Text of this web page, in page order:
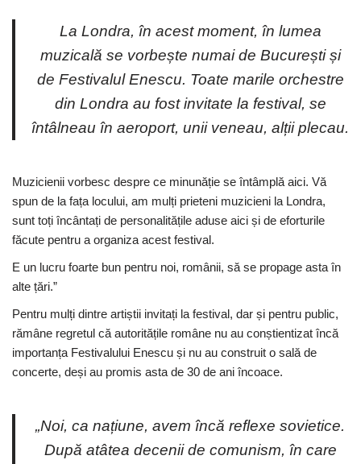
La Londra, în acest moment, în lumea
muzicală se vorbește numai de București și
de Festivalul Enescu. Toate marile orchestre
din Londra au fost invitate la festival, se
întâlneau în aeroport, unii veneau, alții plecau.
Muzicienii vorbesc despre ce minunăție se întâmplă aici. Vă
spun de la fața locului, am mulți prieteni muzicieni la Londra,
sunt toți încântați de personalitățile aduse aici și de eforturile
făcute pentru a organiza acest festival.
E un lucru foarte bun pentru noi, românii, să se propage asta în
alte țări.”
Pentru mulți dintre artiștii invitați la festival, dar și pentru public,
rămâne regretul că autoritățile române nu au conștientizat încă
importanța Festivalului Enescu și nu au construit o sală de
concerte, deși au promis asta de 30 de ani încoace.
„Noi, ca națiune, avem încă reflexe sovietice.
După atâtea decenii de comunism, în care